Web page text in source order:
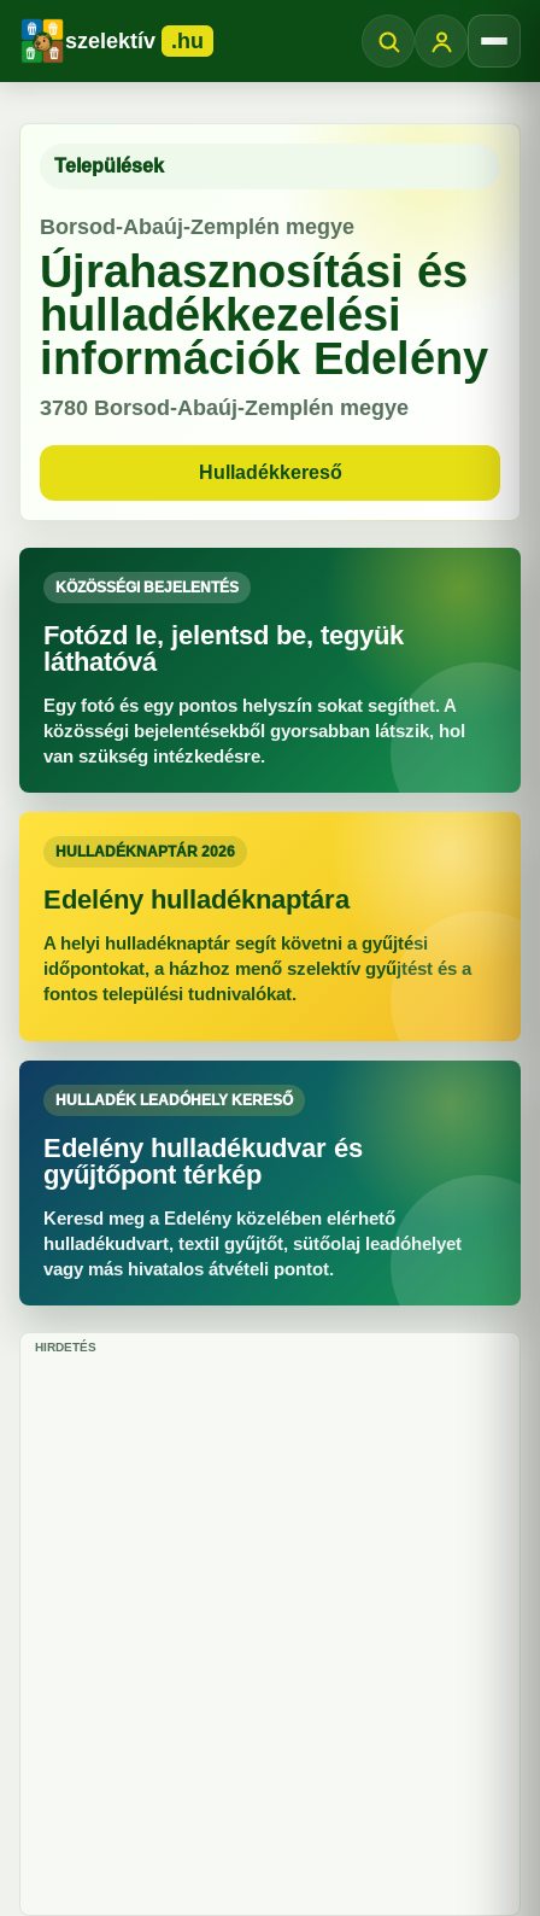
szelektív .hu
Települések
Borsod-Abaúj-Zemplén megye
Újrahasznosítási és
hulladékkezelési
információk Edelény
3780 Borsod-Abaúj-Zemplén megye
Hulladékkereső
KÖZÖSSÉGI BEJELENTÉS
Fotózd le, jelentsd be, tegyük
láthatóvá
Egy fotó és egy pontos helyszín sokat segíthet. A
közösségi bejelentésekből gyorsabban látszik, hol
van szükség intézkedésre.
HULLADÉKNAPTÁR 2026
Edelény hulladéknaptára
A helyi hulladéknaptár segít követni a gyűjtési
időpontokat, a házhoz menő szelektív gyűjtést és a
fontos települési tudnivalókat.
HULLADÉK LEADÓHELY KERESŐ
Edelény hulladékudvar és
gyűjtőpont térkép
Keresd meg a Edelény közelében elérhető
hulladékudvart, textil gyűjtőt, sütőolaj leadóhelyet
vagy más hivatalos átvételi pontot.
HIRDETÉS